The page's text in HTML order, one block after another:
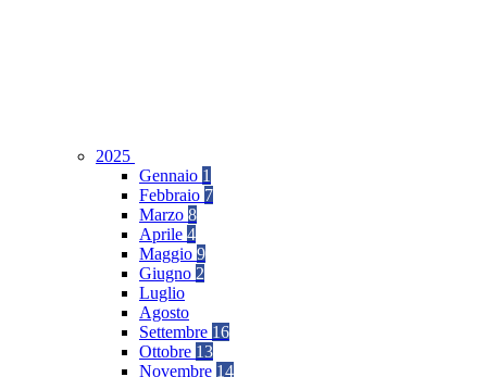
2025
Gennaio 1
Febbraio 7
Marzo 8
Aprile 4
Maggio 9
Giugno 2
Luglio
Agosto
Settembre 16
Ottobre 13
Novembre 14